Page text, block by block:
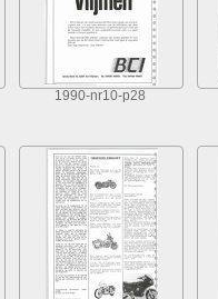
1990-nr10-p28